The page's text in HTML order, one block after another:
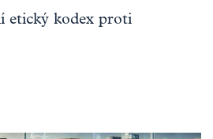
etický kodex proti